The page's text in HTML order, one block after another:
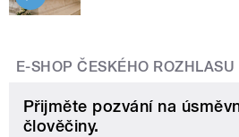
E-SHOP ČESKÉHO ROZHLASU
Přijměte pozvání na
člověčiny.